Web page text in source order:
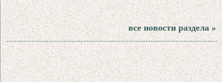
все новости раздела »